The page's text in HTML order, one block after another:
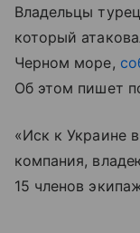
Владельцы
который
Черном море,
Об этом пишет
«Иск к Украине
компания,
15 членов